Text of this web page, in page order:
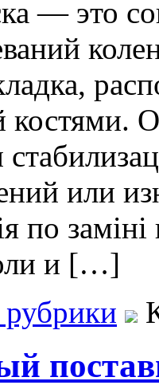
— это
костями.
или
по
и […]
рубрики